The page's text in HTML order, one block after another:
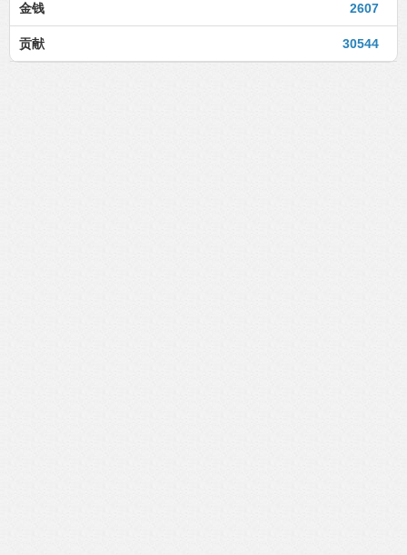
2607
金钱
30544
贡献